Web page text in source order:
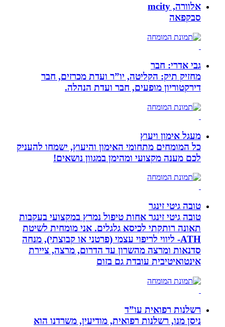
אלוורה, mcity
סבקפאה
גבי אדרי: חבר
מחזיק תיק: הקליטה, יו”ר ועדת מכרזים, חבר
דירקטוריון מופעים, חבר ועדת הנהלה.
מעגל אימון ויעוץ
כל המומחים מתחומי האימון והיעוץ, ישמחו להעניק
לכם מענה מקצועי ומהימן במגוון נושאים!
טובה גיטי זינגר
טובה גיטי זינגר אחות טיפול נמרץ במקצועי בעקבות
תאונה רותקתי לכיסא גלגלים. אני מומחית לשיטת
ATH- ליווי לריפוי עצמי (פרטני או קבוצתי), מנחה
סדנאות ומרצה מהשרון עד הדרום, מרצה, ציירת
אינטואיטיבית עובדת גם בזום
רשלנות רפואית עו”ד
ניסן מנו, רשלנות רפואית, מודיעין, משרדנו הוא